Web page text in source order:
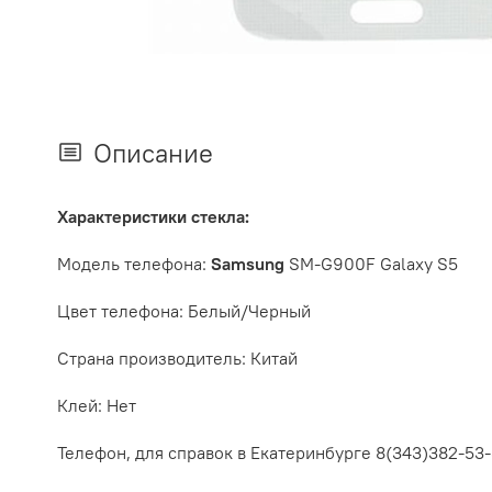
Описание
Характеристики стекла:
Модель телефона: Samsung SM-G900F Galaxy S5
Цвет телефона: Белый/Черный
Страна производитель: Китай
Клей: Нет
Телефон, для справок в Екатеринбурге 8(343)382-